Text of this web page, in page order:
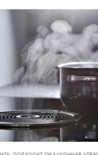
подходит ли кухонная